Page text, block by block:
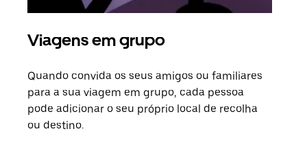
Viagens em grupo
Quando convida os seus amigos ou familiares
para a sua viagem em grupo, cada pessoa
pode adicionar o seu próprio local de recolha
ou destino.